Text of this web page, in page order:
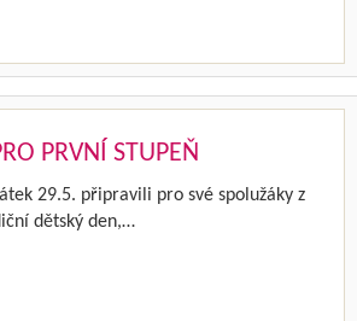
PRVNÍ STUPEŇ
29.5. připravili pro své spolužáky z
dětský den,…